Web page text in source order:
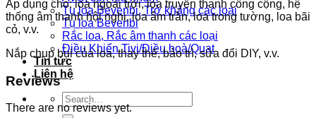
Tụ loa Bevenbi, Trở kháng các loại
Tụ loa Bevenbi
Rắc loa, Rắc âm thanh các loại
Điều Khiển Tivi/Điều hoà/Quạt
Tin tức
Liên hệ
Search
for:
Áp dụng cho: loa ngoài trời, loa truyền thanh công cộng, hệ
thống âm thanh hội nghị, loa âm trần, loa trong tường, loa bãi
cỏ, v.v.
Nắp chụp bụi của loa, thay thế, bảo trì, sửa đổi DIY, v.v.
Reviews
There are no reviews yet.